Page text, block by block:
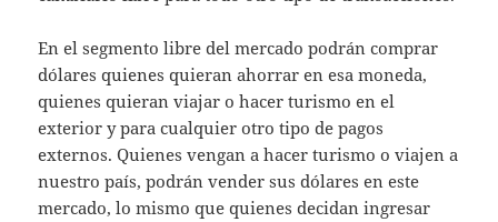
En el segmento libre del mercado podrán comprar
dólares quienes quieran ahorrar en esa moneda,
quienes quieran viajar o hacer turismo en el
exterior y para cualquier otro tipo de pagos
externos. Quienes vengan a hacer turismo o viajen a
nuestro país, podrán vender sus dólares en este
mercado, lo mismo que quienes decidan ingresar